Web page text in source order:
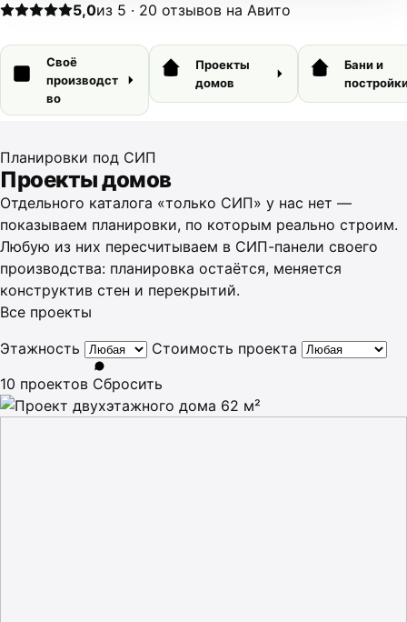
5,0из 5 · 20 отзывов на Авито
Своё
производст
во
Проекты
домов
Бани и
Планировки под СИП
Проекты домов
Отдельного каталога «только СИП» у нас нет —
показываем планировки, по которым реально строим.
Любую из них пересчитываем в СИП-панели своего
производства: планировка остаётся, меняется
конструктив стен и перекрытий.
Все проекты
Этажность
Стоимость проекта
10 проектов Сбросить